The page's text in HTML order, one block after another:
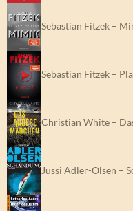
Sebastian Fitzek –
Sebastian Fitzek –
Christian White –
Jussi Adler-Olsen –